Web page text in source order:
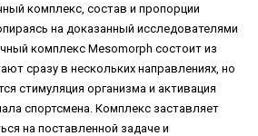
комплекс, состав и пропорции
на доказанный исследователями
комплекс Mesomorph состоит из
сразу в нескольких направлениях, но
стимуляция организма и активация
спортсмена. Комплекс заставляет
на поставленной задаче и